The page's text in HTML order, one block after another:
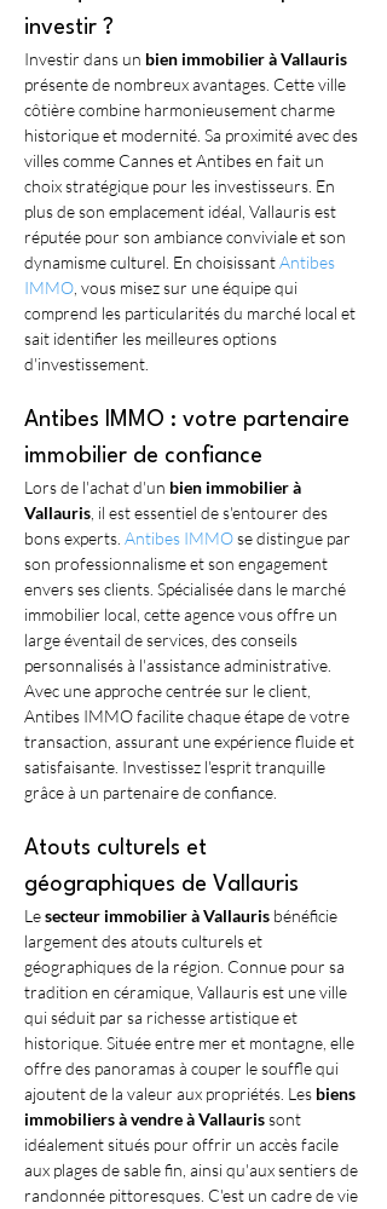
investir ?
Investir dans un bien immobilier à Vallauris
présente de nombreux avantages. Cette ville
côtière combine harmonieusement charme
historique et modernité. Sa proximité avec des
villes comme Cannes et Antibes en fait un
choix stratégique pour les investisseurs. En
plus de son emplacement idéal, Vallauris est
réputée pour son ambiance conviviale et son
dynamisme culturel. En choisissant Antibes
IMMO , vous misez sur une équipe qui
comprend les particularités du marché local et
sait identifier les meilleures options
d'investissement.
Antibes IMMO : votre partenaire
immobilier de confiance
Lors de l'achat d'un bien immobilier à
Vallauris , il est essentiel de s'entourer des
bons experts. Antibes IMMO se distingue par
son professionnalisme et son engagement
envers ses clients. Spécialisée dans le marché
immobilier local, cette agence vous offre un
large éventail de services, des conseils
personnalisés à l'assistance administrative.
Avec une approche centrée sur le client,
Antibes IMMO facilite chaque étape de votre
transaction, assurant une expérience fluide et
satisfaisante. Investissez l'esprit tranquille
grâce à un partenaire de confiance.
Atouts culturels et
géographiques de Vallauris
Le secteur immobilier à Vallauris bénéficie
largement des atouts culturels et
géographiques de la région. Connue pour sa
tradition en céramique, Vallauris est une ville
qui séduit par sa richesse artistique et
historique. Située entre mer et montagne, elle
offre des panoramas à couper le souffle qui
ajoutent de la valeur aux propriétés. Les biens
immobiliers à vendre à Vallauris sont
idéalement situés pour offrir un accès facile
aux plages de sable fin, ainsi qu'aux sentiers de
randonnée pittoresques. C'est un cadre de vie